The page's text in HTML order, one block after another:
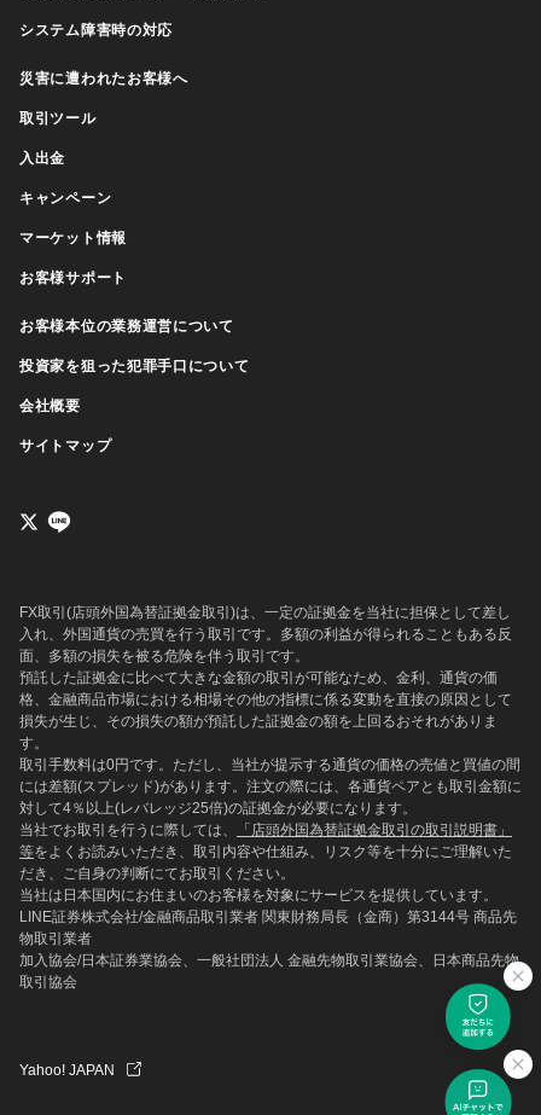
システム障害時の対応
災害に遭われたお客様へ
取引ツール
入出金
キャンペーン
マーケット情報
お客様サポート
お客様本位の業務運営について
投資家を狙った犯罪手口について
会社概要
サイトマップ
FX取引(店頭外国為替証拠金取引)は、一定の証拠金を当社に担保として差し
入れ、外国通貨の売買を行う取引です。多額の利益が得られることもある反
面、多額の損失を被る危険を伴う取引です。
預託した証拠金に比べて大きな金額の取引が可能なため、金利、通貨の価
格、金融商品市場における相場その他の指標に係る変動を直接の原因として
損失が生じ、その損失の額が預託した証拠金の額を上回るおそれがありま
す。
取引手数料は0円です。ただし、当社が提示する通貨の価格の売値と買値の間
には差額(スプレッド)があります。注文の際には、各通貨ペアとも取引金額に
対して4％以上(レバレッジ25倍)の証拠金が必要になります。
当社でお取引を行うに際しては、
「店頭外国為替証拠金取引の取引説明書」
等をよくお読みいただき、取引内容や仕組み、リスク等を十分にご理解いた
だき、ご自身の判断にてお取引ください。
当社は日本国内にお住まいのお客様を対象にサービスを提供しています。
LINE証券株式会社/金融商品取引業者 関東財務局長（金商）第3144号 商品先
物取引業者
加入協会/日本証券業協会、一般社団法人 金融先物取引業協会、日本商品先物
取引協会
Yahoo! JAPAN